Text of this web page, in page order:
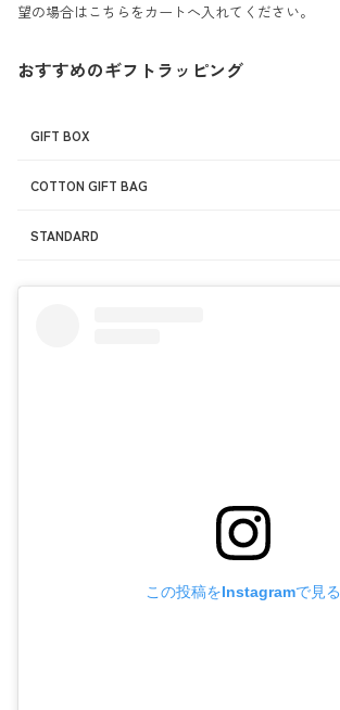
望の場合はこちらをカートへ入れてください。
おすすめのギフトラッピング
GIFT BOX
COTTON GIFT BAG
STANDARD
この投稿をInstagramで見る